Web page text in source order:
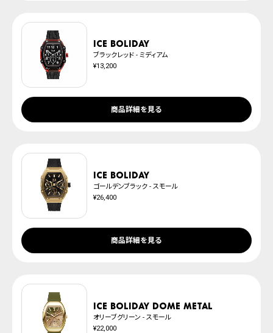
ICE boliday
ブラックレッド - ミディアム
¥13,200
商品詳細を見る
ICE boliday
ゴールデンブラック - スモール
¥26,400
商品詳細を見る
ICE boliday dome metal
オリーブグリーン - スモール
¥22,000